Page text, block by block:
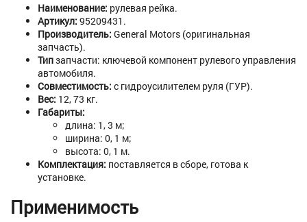
Наименование: рулевая рейка.
Артикул: 95209431.
Производитель: General Motors (оригинальная
запчасть).
Типзапчасти: ключевой компонент рулевогоуправления
автомобиля.
Совместимость: с гидроусилителем руля (ГУР).
Вес: 12, 73 кг.
Габариты:
длина: 1, 3 м;
ширина: 0, 1 м;
высота: 0, 1 м.
Комплектация: поставляется всборе, готова к
установке.
Применимость